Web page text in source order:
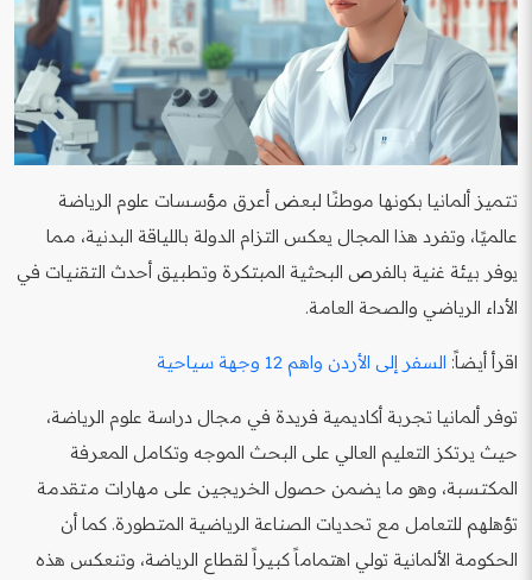
تتميز ألمانيا بكونها موطنًا لبعض أعرق مؤسسات علوم الرياضة
عالميًا، وتفرد هذا المجال يعكس التزام الدولة باللياقة البدنية، مما
يوفر بيئة غنية بالفرص البحثية المبتكرة وتطبيق أحدث التقنيات في
الأداء الرياضي والصحة العامة.
اقرأ أيضاً: السفر إلى الأردن واهم 12 وجهة سياحية
توفر ألمانيا تجربة أكاديمية فريدة في مجال دراسة علوم الرياضة،
حيث يرتكز التعليم العالي على البحث الموجه وتكامل المعرفة
المكتسبة، وهو ما يضمن حصول الخريجين على مهارات متقدمة
تؤهلهم للتعامل مع تحديات الصناعة الرياضية المتطورة. كما أن
الحكومة الألمانية تولي اهتماماً كبيراً لقطاع الرياضة، وتنعكس هذه